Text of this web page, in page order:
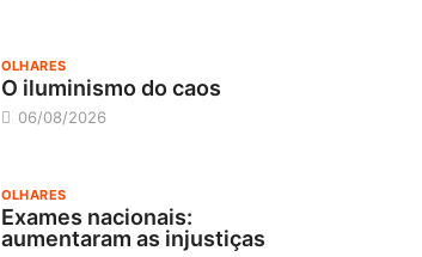
OLHARES
O iluminismo do caos
06/08/2026
OLHARES
Exames nacionais:
aumentaram as injustiças